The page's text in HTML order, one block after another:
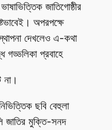
জাতিগোষ্ঠীর
অপরপক্ষে
দেখলেও এ-কথা
গড্ডলিকা প্রবাহে
না।
ছবি বেহুলা
জাতির মুক্তি-সনদ